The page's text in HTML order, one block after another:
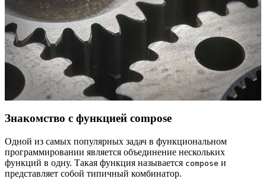
Знакомство с функцией compose
Одной из самых популярных задач в функциональном
программировании является объединение нескольких
функций в одну. Такая функция называется compose и
представляет собой типичный комбинатор.